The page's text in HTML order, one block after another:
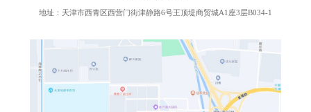
地址：天津市西青区西营门街津静路6号王顶堤商贸城A1座3层B034-1